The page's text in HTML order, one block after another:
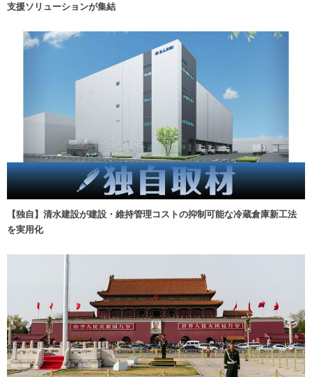
支援ソリューションが集結
【独自】清水建設が建設・維持管理コストの抑制可能な冷蔵倉庫新工法
を実用化